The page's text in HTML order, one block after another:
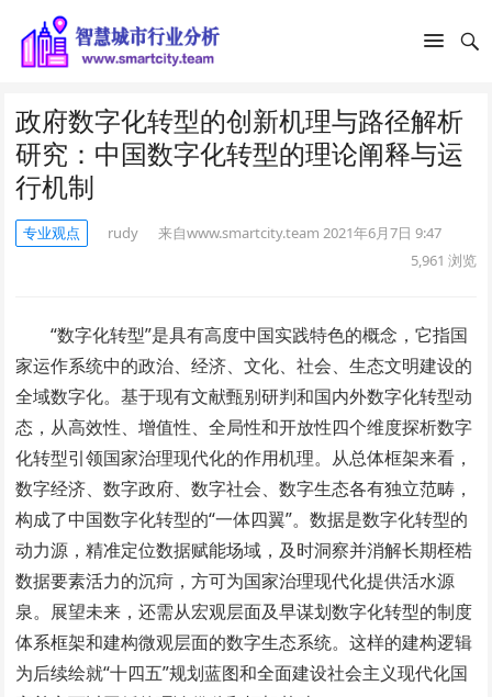
政府数字化转型的创新机理与路径解析
研究：中国数字化转型的理论阐释与运
行机制
专业观点 rudy 来自www.smartcity.team 2021年6月7日 9:47
5,961 浏览
“数字化转型”是具有高度中国实践特色的概念，它指国
家运作系统中的政治、经济、文化、社会、生态文明建设的
全域数字化。基于现有文献甄别研判和国内外数字化转型动
态，从高效性、增值性、全局性和开放性四个维度探析数字
化转型引领国家治理现代化的作用机理。从总体框架来看，
数字经济、数字政府、数字社会、数字生态各有独立范畴，
构成了中国数字化转型的“一体四翼”。数据是数字化转型的
动力源，精准定位数据赋能场域，及时洞察并消解长期桎梏
数据要素活力的沉疴，方可为国家治理现代化提供活水源
泉。展望未来，还需从宏观层面及早谋划数字化转型的制度
体系框架和建构微观层面的数字生态系统。这样的建构逻辑
为后续绘就“十四五”规划蓝图和全面建设社会主义现代化国